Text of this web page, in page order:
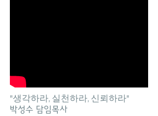
"생각하라, 실천하라, 신뢰하라"
박성수 담임목사